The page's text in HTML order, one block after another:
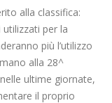
alla classifica:
per la
più l’utilizzo
alla 28^
ultime giornate,
il proprio